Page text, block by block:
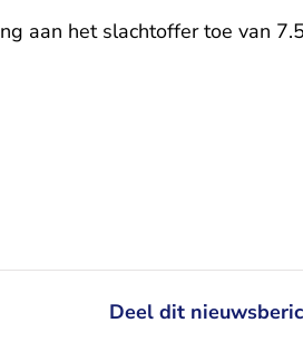
aan het slachtoffer toe van
Deel dit